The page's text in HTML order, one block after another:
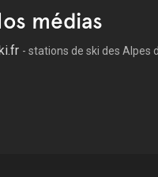
médias
- stations de ski des Alpes